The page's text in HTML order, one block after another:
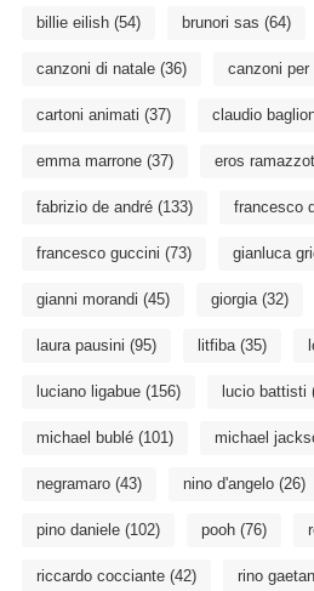
billie eilish(54) brunori sas (64)
canzoni di natale(36) canzoni per
cartoni animati (37) claudio
emma marrone(37) eros
fabrizio de andré(133) francesco
francesco guccini (73) gianluca
gianni morandi (45) giorgia(32)
laura pausini (95) litfiba(35)
luciano ligabue(156) lucio battisti
michael bublé(101) michael
negramaro(43) nino d'angelo(26)
pino daniele(102) pooh(76)
riccardo cocciante(42) rino